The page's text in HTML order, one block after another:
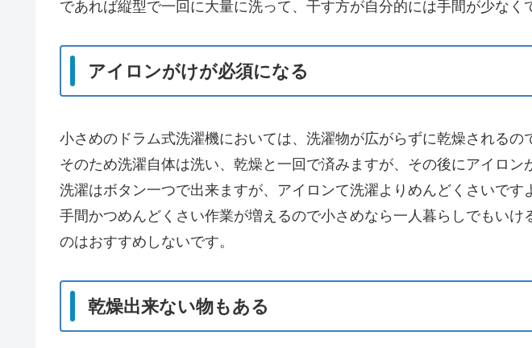
であれば縦型で一回に大量に洗って、干す方が自分的には手間が少なく
アイロンがけが必須になる
小さめのドラム式洗濯機においては、洗濯物が広がらずに乾燥されるの
そのため洗濯自体は洗い、乾燥と一回で済みますが、その後にアイロン
洗濯はボタン一つで出来ますが、アイロンて洗濯よりめんどくさいです
手間かつめんどくさい作業が増えるので小さめなら一人暮らしでもいけ
のはおすすめしないです。
乾燥出来ない物もある